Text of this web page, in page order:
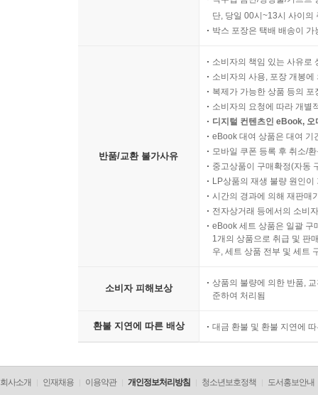
단, 당일 00시~13시 사이의
박스 포장은 택배 배송이
반품/교환 불가사유
소비자의 책임 있는 사유로
소비자의 사용, 포장 개봉
복제가 가능한 상품 등의
소비자의 요청에 따라 개별
디지털 컨텐츠인 eBook,
eBook 대여 상품은 대여 기
모바일 쿠폰 등록 후 취소/
중고상품이 구매확정(자동
LP상품의 재생 불량 원인
시간의 경과에 의해 재판매
전자상거래 등에서의 소비
eBook 세트 상품은 일괄 구
1개의 상품으로 취급 및 판
우, 세트 상품 전부 및 세트
소비자 피해보상
상품의 불량에 의한 반품,
준하여 처리됨
환불 지연에 따른 배상 대금 환불 및 환불 지연에
회사소개 인재채용 이용약관 개인정보처리방침 청소년보호정책 도서홍보안내